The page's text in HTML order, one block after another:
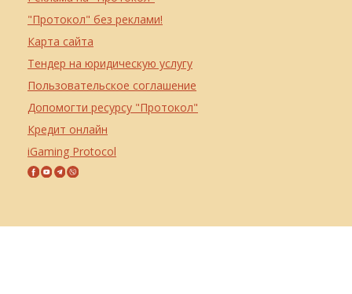
"Протокол" без реклами!
Карта сайта
Тендер на юридическую услугу
Пользовательское соглашение
Допомогти ресурсу "Протокол"
Кредит онлайн
iGaming Protocol